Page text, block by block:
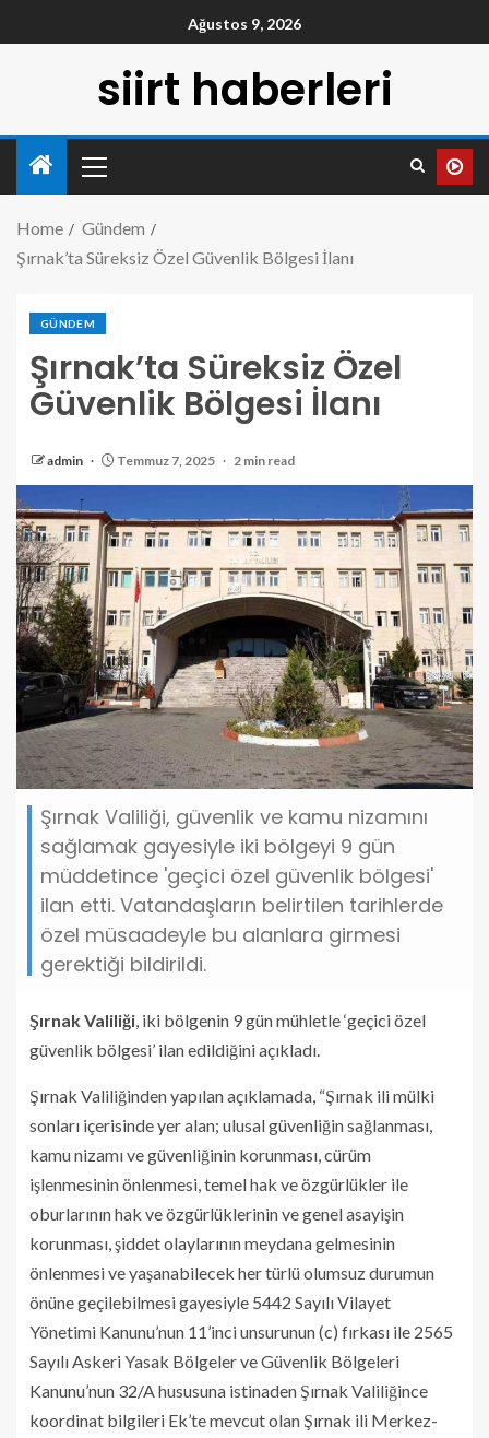
Ağustos 9, 2026
siirt haberleri
Home
Gündem
Şırnak’ta Süreksiz Özel Güvenlik Bölgesi İlanı
GÜNDEM
Şırnak’ta Süreksiz Özel
Güvenlik Bölgesi İlanı
admin Temmuz 7, 2025 2 min read
Şırnak Valiliği, güvenlik ve kamu nizamını
sağlamak gayesiyle iki bölgeyi 9 gün
müddetince 'geçici özel güvenlik bölgesi'
ilan etti. Vatandaşların belirtilen tarihlerde
özel müsaadeyle bu alanlara girmesi
gerektiği bildirildi.
Şırnak Valiliği, iki bölgenin 9 gün mühletle ‘geçici özel
güvenlik bölgesi’ ilan edildiğini açıkladı.
Şırnak Valiliğinden yapılan açıklamada, “Şırnak ili mülki
sonları içerisinde yer alan; ulusal güvenliğin sağlanması,
kamu nizamı ve güvenliğinin korunması, cürüm
işlenmesinin önlenmesi, temel hak ve özgürlükler ile
oburlarının hak ve özgürlüklerinin ve genel asayişin
korunması, şiddet olaylarının meydana gelmesinin
önlenmesi ve yaşanabilecek her türlü olumsuz durumun
önüne geçilebilmesi gayesiyle 5442 Sayılı Vilayet
Yönetimi Kanunu’nun 11’inci unsurunun (c) fırkası ile 2565
Sayılı Askeri Yasak Bölgeler ve Güvenlik Bölgeleri
Kanunu’nun 32/A hususuna istinaden Şırnak Valiliğince
koordinat bilgileri Ek’te mevcut olan Şırnak ili Merkez-